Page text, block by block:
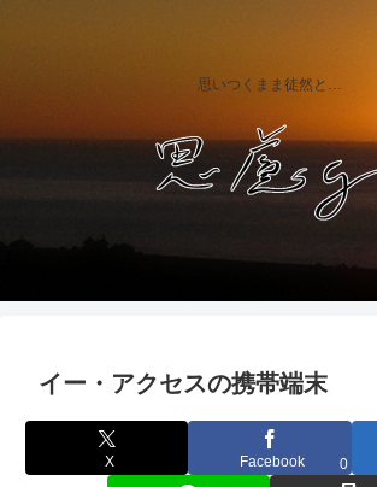
思いつくまま徒然と…
イー・アクセスの携帯端末
X Facebook 0